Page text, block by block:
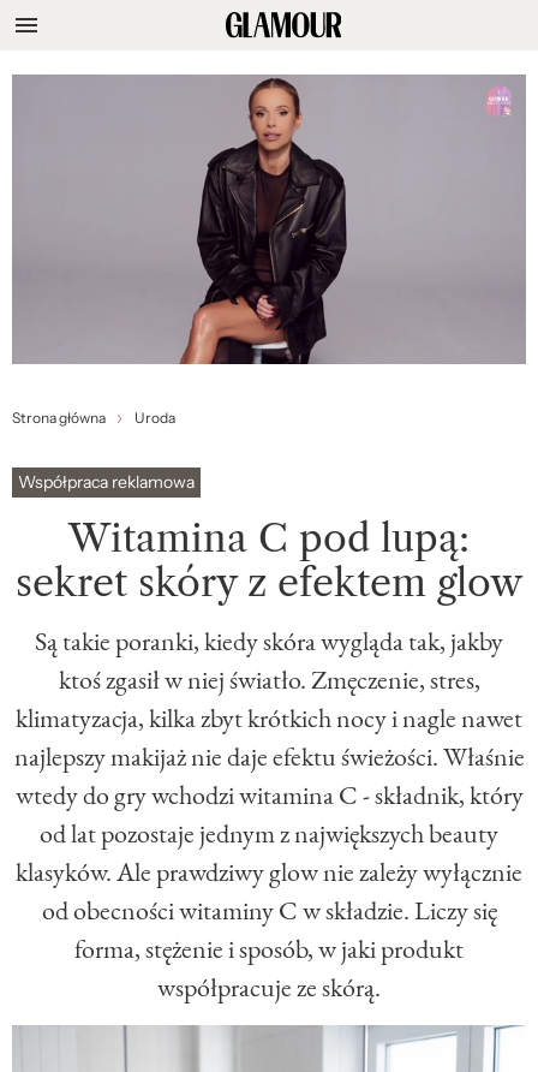
Strona główna Uroda
Współpraca reklamowa
Witamina C pod lupą:
sekret skóry z efektem glow
Są takie poranki, kiedy skóra wygląda tak, jakby
ktoś zgasił w niej światło. Zmęczenie, stres,
klimatyzacja, kilka zbyt krótkich nocy i nagle nawet
najlepszy makijaż nie daje efektu świeżości. Właśnie
wtedy do gry wchodzi witamina C - składnik, który
od lat pozostaje jednym z największych beauty
klasyków. Ale prawdziwy glow nie zależy wyłącznie
od obecności witaminy C w składzie. Liczy się
forma, stężenie i sposób, w jaki produkt
współpracuje ze skórą.